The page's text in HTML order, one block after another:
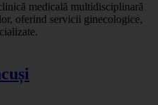
medicală multidisciplinară
oferind servicii ginecologice,